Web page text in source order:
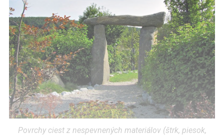
Povrchy ciest z nespevnených materiálov (štrk, piesok,